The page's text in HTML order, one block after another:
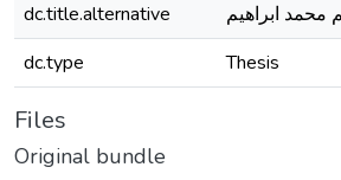
dc.title.alternative
محمد ابراهيم
dc.type
Thesis
Files
Original bundle